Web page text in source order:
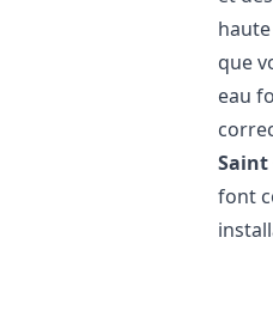
que
eau
Saint
font